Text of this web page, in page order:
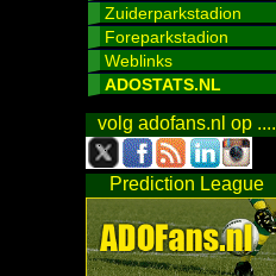
Zuiderparkstadion
Foreparkstadion
Weblinks
ADOSTATS.NL
volg adofans.nl op ....
Prediction League